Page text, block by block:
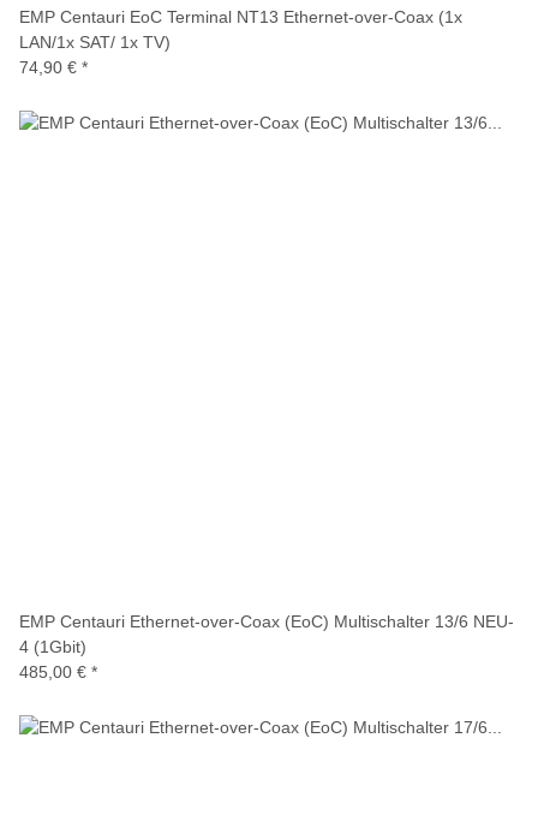
EMP Centauri EoC Terminal NT13 Ethernet-over-Coax (1x
LAN/1x SAT/ 1x TV)
74,90 € *
EMP Centauri Ethernet-over-Coax (EoC) Multischalter 13/6 NEU-
4 (1Gbit)
485,00 € *